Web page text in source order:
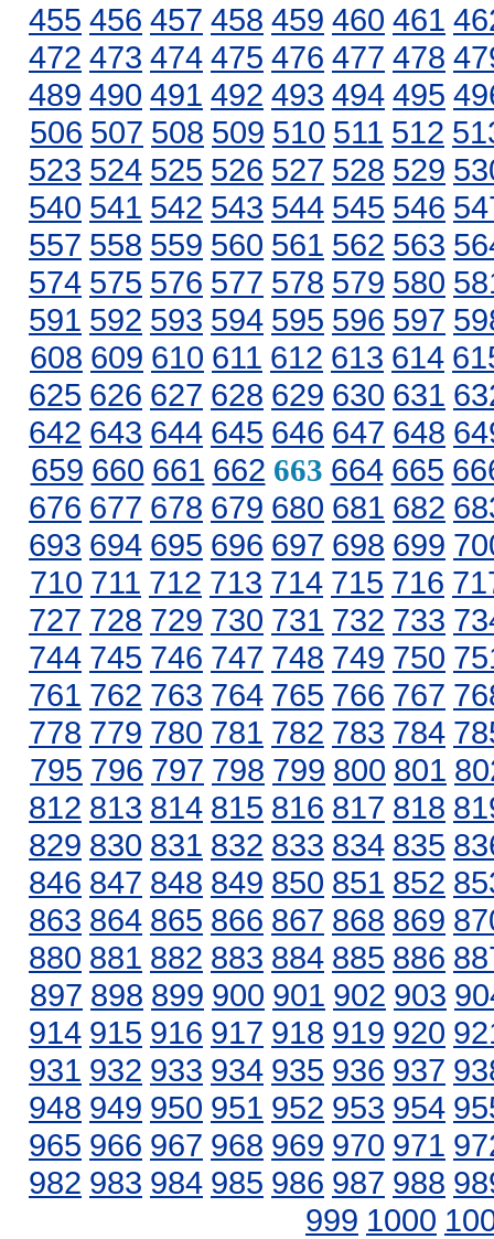
455 456 457 458 459 460 461
472 473 474 475 476 477 478
489 490 491 492 493 494 495
506 507 508 509 510 511 512
523 524 525 526 527 528 529
540 541 542 543 544 545 546
557 558 559 560 561 562 563
574 575 576 577 578 579 580
591 592 593 594 595 596 597
608 609 610 611 612 613 614
625 626 627 628 629 630 631
642 643 644 645 646 647 648
659 660 661 662 663 664 665
676 677 678 679 680 681 682
693 694 695 696 697 698 699
710 711 712 713 714 715 716
727 728 729 730 731 732 733
744 745 746 747 748 749 750
761 762 763 764 765 766 767
778 779 780 781 782 783 784
795 796 797 798 799 800 801
812 813 814 815 816 817 818
829 830 831 832 833 834 835
846 847 848 849 850 851 852
863 864 865 866 867 868 869
880 881 882 883 884 885 886
897 898 899 900 901 902 903
914 915 916 917 918 919 920
931 932 933 934 935 936 937
948 949 950 951 952 953 954
965 966 967 968 969 970 971
982 983 984 985 986 987 988
999 1000